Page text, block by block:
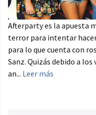
Afterparty es la apuesta
terror para intentar
para lo que cuenta con
Sanz. Quizás debido a
an... Leer más